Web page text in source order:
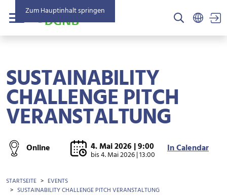
Zum Hauptinhalt springen
Menü
SUSTAINABILITY
CHALLENGE PITCH
VERANSTALTUNG
Online 4. Mai 2026 | 9:00
bis4. Mai 2026 | 13:00 In Calendar
BROTKRÜMEL
STARTSEITE
EVENTS
SUSTAINABILITY CHALLENGE PITCH VERANSTALTUNG